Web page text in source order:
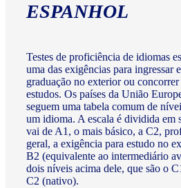
ESPANHOL
Testes de proficiência de idiomas
uma das exigências para ingressar
graduação no exterior ou concorrer
estudos. Os países da União
seguem uma tabela comum de
um idioma. A escala é dividida em
vai de A1, o mais básico, a C2,
geral, a exigência para estudo no
B2 (equivalente ao intermediário
dois níveis acima dele, que são o
C2 (nativo).